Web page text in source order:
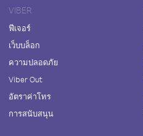
VIBER
ฟีเจอร์
เว็บบล็อก
ความปลอดภัย
Viber Out
อัตราค่าโทร
การสนับสนุน